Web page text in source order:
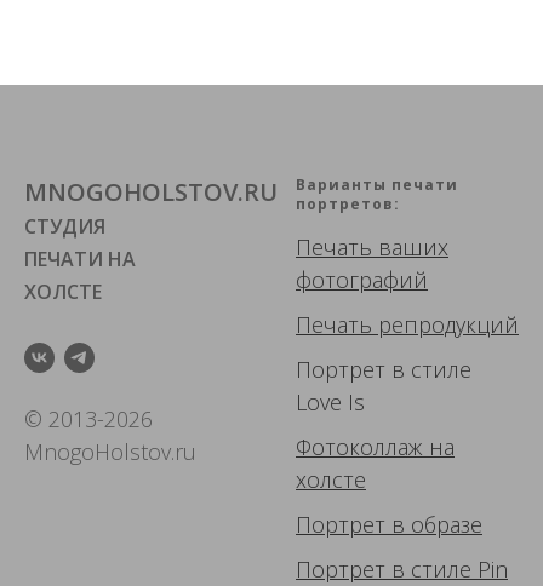
MNOGOHOLSTOV.RU
СТУДИЯ
ПЕЧАТИ НА
ХОЛСТЕ
© 2013-2026
MnogoHolstov.ru
Варианты печати
портретов:
Печать ваших
фотографий
Печать репродукций
Портрет в стиле
Love Is
Фотоколлаж на
холсте
Портрет в образе
Портрет в стиле Pin